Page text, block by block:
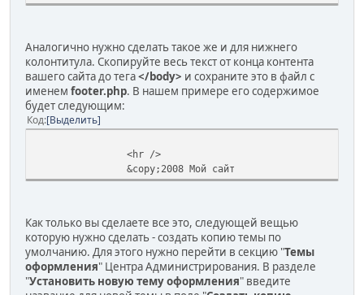
Аналогично нужно сделать такое же и для нижнего
колонтитула. Скопируйте весь текст от конца контента
вашего сайта до тега</body> и сохраните это в файл с
именем footer.php. В нашем примере его содержимое
будет следующим:
Код Выделить
<hr />
&copy;2008 Мой сайт
Как только вы сделаете все это, следующей вещью
которую нужно сделать - создать копию темы по
умолчанию. Для этого нужно перейти в секцию "Темы
оформления" Центра Администрирования. В разделе
"Установить новую тему оформления" введите